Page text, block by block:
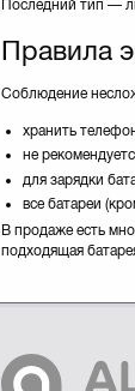
Последний тип —
Правила
Соблюдение
хранить
не
для зарядки
все батареи
В продаже есть
подходящая